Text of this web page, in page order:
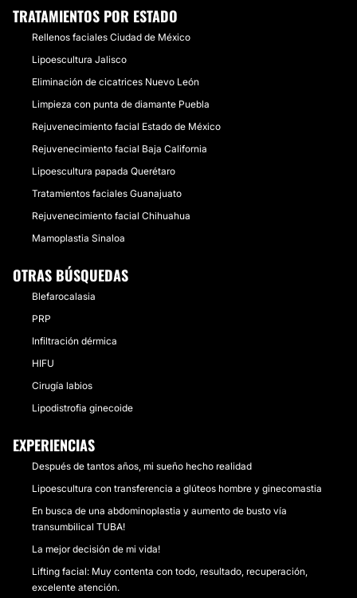
TRATAMIENTOS POR ESTADO
Rellenos faciales Ciudad de México
Lipoescultura Jalisco
Eliminación de cicatrices Nuevo León
Limpieza con punta de diamante Puebla
Rejuvenecimiento facial Estado de México
Rejuvenecimiento facial Baja California
Lipoescultura papada Querétaro
Tratamientos faciales Guanajuato
Rejuvenecimiento facial Chihuahua
Mamoplastia Sinaloa
OTRAS BÚSQUEDAS
Blefarocalasia
PRP
Infiltración dérmica
HIFU
Cirugía labios
Lipodistrofia ginecoide
EXPERIENCIAS
Después de tantos años, mi sueño hecho realidad
Lipoescultura con transferencia a glúteos hombre y ginecomastia
En busca de una abdominoplastia y aumento de busto vía
transumbilical TUBA!
La mejor decisión de mi vida!
Lifting facial: Muy contenta con todo, resultado, recuperación,
excelente atención.